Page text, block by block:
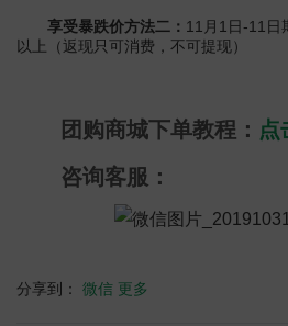
享受暴跌价方法二： 11月1日-11日
以上（返现只可消费，不可提现）
团购商城下单教程： 点
咨询客服：
分享到： 微信 更多